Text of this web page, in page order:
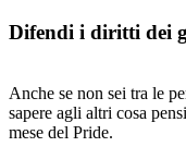
Difendi i diritti dei
Anche se non sei tra le
sapere agli altri cosa
mese del Pride.